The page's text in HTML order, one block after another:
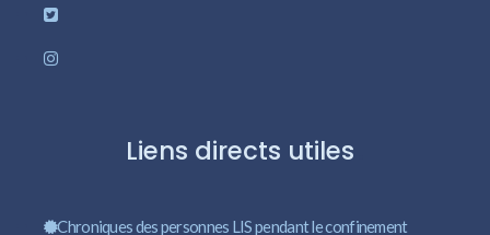
Liens directs utiles
Chroniques des personnes LIS pendant le confinement